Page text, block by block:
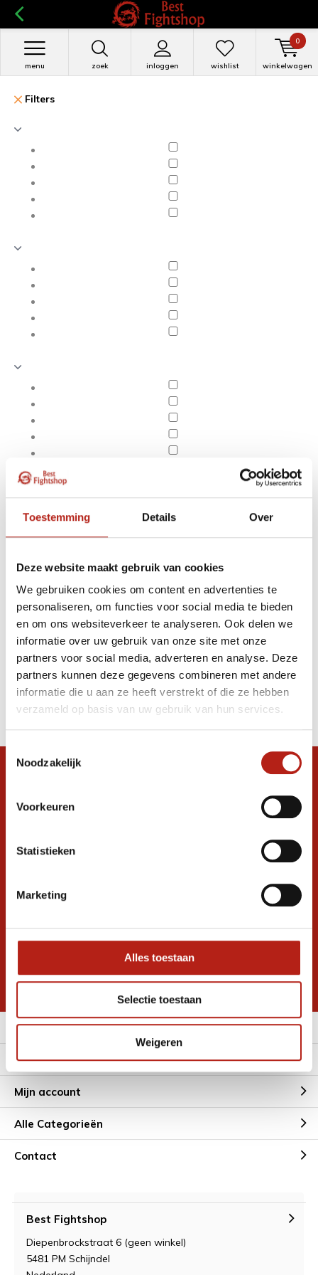
Toestemming Details Over
Deze website maakt gebruik van cookies
We gebruiken cookies om content en advertenties te
personaliseren, om functies voor social media te bieden
en om ons websiteverkeer te analyseren. Ook delen we
informatie over uw gebruik van onze site met onze
partners voor social media, adverteren en analyse. Deze
partners kunnen deze gegevens combineren met andere
informatie die u aan ze heeft verstrekt of die ze hebben
verzameld op basis van uw gebruik van hun services.
Toestemmingsselectie
Noodzakelijk
Voorkeuren
Statistieken
Marketing
Alles toestaan
Selectie toestaan
Weigeren
zoek inloggen
menu wishlist winkelwagen
0
Filters
Apply filters
Producten getagd met
1947 Defender scheen
beschermers
Producten
Filter
Stel je vraag in de chat, en we helpen je
graag verder. 24/7
Volg ons
promoties
* Lees hier de wettelijke beperkingen
Meer informatie
Klantenservice
Mijn account
Alle Categorieën
Contact
Best Fightshop
Diepenbrockstraat 6 (geen winkel)
5481 PM Schijndel